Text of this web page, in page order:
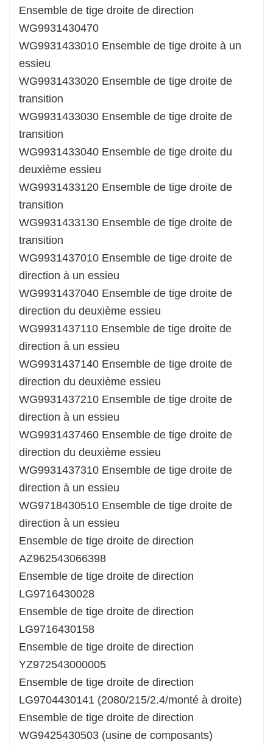
Ensemble de tige droite de direction
WG9931430470
WG9931433010 Ensemble de tige droite à un
essieu
WG9931433020 Ensemble de tige droite de
transition
WG9931433030 Ensemble de tige droite de
transition
WG9931433040 Ensemble de tige droite du
deuxième essieu
WG9931433120 Ensemble de tige droite de
transition
WG9931433130 Ensemble de tige droite de
transition
WG9931437010 Ensemble de tige droite de
direction à un essieu
WG9931437040 Ensemble de tige droite de
direction du deuxième essieu
WG9931437110 Ensemble de tige droite de
direction à un essieu
WG9931437140 Ensemble de tige droite de
direction du deuxième essieu
WG9931437210 Ensemble de tige droite de
direction à un essieu
WG9931437460 Ensemble de tige droite de
direction du deuxième essieu
WG9931437310 Ensemble de tige droite de
direction à un essieu
WG9718430510 Ensemble de tige droite de
direction à un essieu
Ensemble de tige droite de direction
AZ962543066398
Ensemble de tige droite de direction
LG9716430028
Ensemble de tige droite de direction
LG9716430158
Ensemble de tige droite de direction
YZ972543000005
Ensemble de tige droite de direction
LG9704430141 (2080/215/2.4/monté à droite)
Ensemble de tige droite de direction
WG9425430503 (usine de composants)